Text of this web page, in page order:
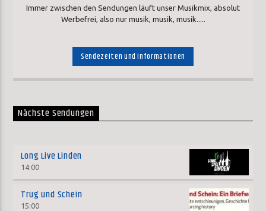
Immer zwischen den Sendungen läuft unser Musikmix, absolut
Werbefrei, also nur musik, musik, musik.....
Sendezeiten und Informationen
Nächste Sendungen
Long Live Linden
14:00
Trug und Schein
15:00